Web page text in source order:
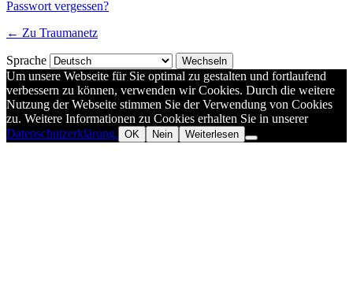
Passwort vergessen?
← Zu Traumanetz
Sprache
Um unsere Webseite für Sie optimal zu gestalten und fortlaufend
verbessern zu können, verwenden wir Cookies. Durch die weitere
Nutzung der Webseite stimmen Sie der Verwendung von Cookies
zu. Weitere Informationen zu Cookies erhalten Sie in unserer
Datenschutzerklärung. OK Nein Weiterlesen